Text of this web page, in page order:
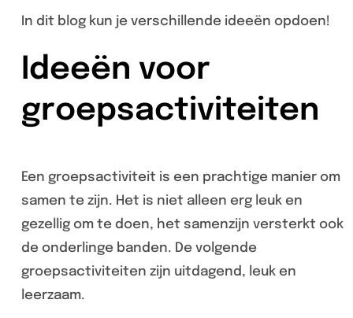
In dit blog kun je verschillende ideeën opdoen!
Ideeën voor
groepsactiviteiten
Een groepsactiviteit is een prachtige manier om
samen te zijn. Het is niet alleen erg leuk en
gezellig om te doen, het samenzijn versterkt ook
de onderlinge banden. De volgende
groepsactiviteiten zijn uitdagend, leuk en
leerzaam.